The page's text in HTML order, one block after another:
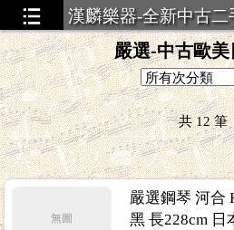
漢麟樂器-全新中古
嚴選-中古歐美
共12筆
無圖
嚴選鋼琴 河合
黑 長228cm 日